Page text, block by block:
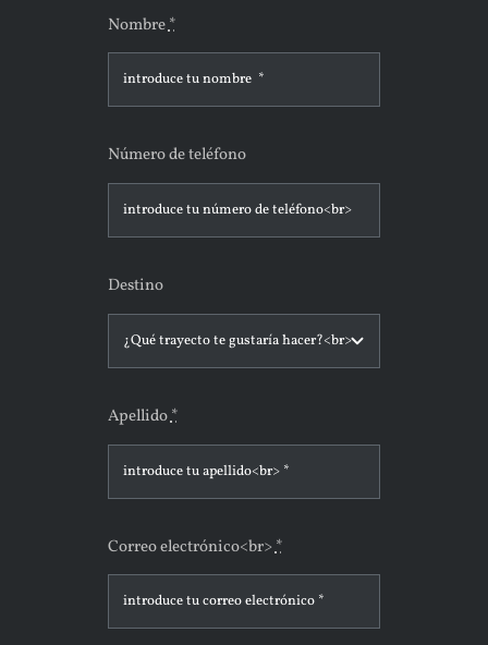
Nombre*
Número de teléfono
Destino
Apellido*
Correo electrónico<br>*